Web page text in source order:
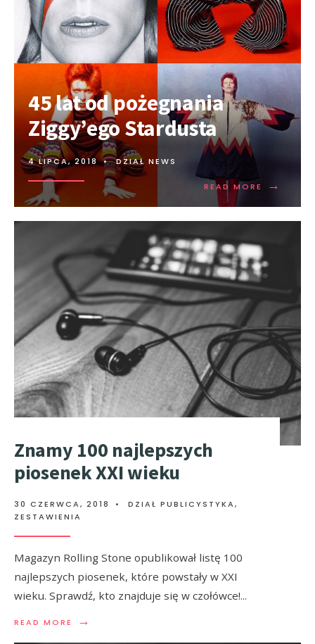
45 lat od pożegnania
Ziggy’ego Stardusta
4 LIPCA, 2018 • DZIAŁ NEWS
READ MORE →
Znamy 100 najlepszych
piosenek XXI wieku
30 CZERWCA, 2018 • DZIAŁ PUBLICYSTYKA,
ZESTAWIENIA
Magazyn Rolling Stone opublikował listę 100
najlepszych piosenek, które powstały w XXI
wieku. Sprawdź, kto znajduje się w czołówce!...
READ MORE →